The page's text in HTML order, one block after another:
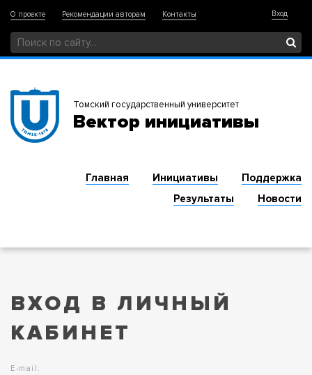
О проекте Рекомендации авторам Контакты Вход
Томский государственный университет
Вектор инициативы
Главная Инициативы
Поддержка
Результаты
Новости
ВХОД В ЛИЧНЫЙ
КАБИНЕТ
E-mail: